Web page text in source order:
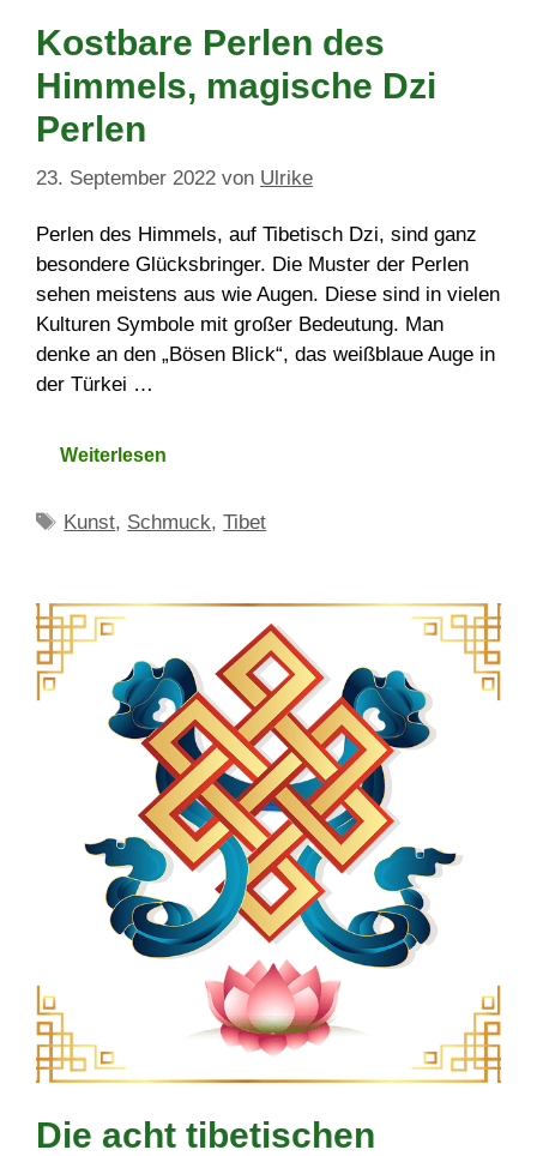
Kostbare Perlen des
Himmels, magische Dzi
Perlen
23. September 2022 von Ulrike
Perlen des Himmels, auf Tibetisch Dzi, sind ganz
besondere Glücksbringer. Die Muster der Perlen
sehen meistens aus wie Augen. Diese sind in vielen
Kulturen Symbole mit großer Bedeutung. Man
denke an den „Bösen Blick“, das weißblaue Auge in
der Türkei …
Weiterlesen
Schlagwörter
Kunst, Schmuck,Tibet
Die acht tibetischen